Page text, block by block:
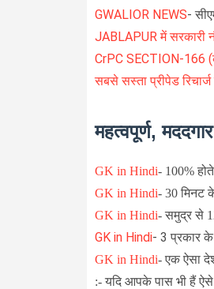
GWALIOR NEWS-
JABLAPUR में सरकारी
CrPC SECTION-166
सबसे सस्ता प्रीपेड रिचार्ज
महत्वपूर्ण,
GK in Hindi- 100%
GK in Hindi- 30 मिनट
GK in Hindi- समुद्र से
GK in Hindi- 3 प्रकार के
GK in Hindi- एक ऐसा
:- यदि आपके पास भी हैं ऐसे